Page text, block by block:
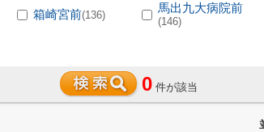
箱崎宮前(136)
馬出九大病院前
(146)
0 件が該当